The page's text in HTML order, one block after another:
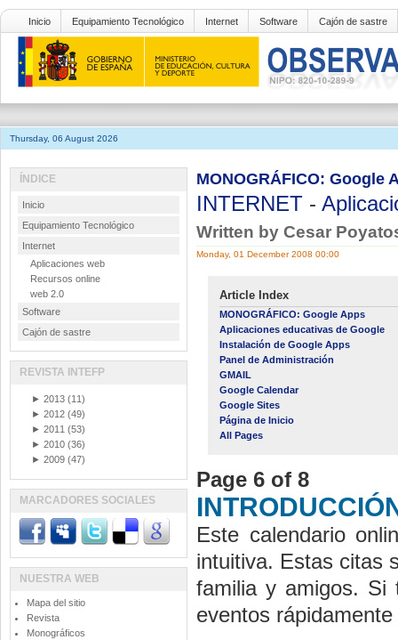
Inicio Equipamiento Tecnológico Internet Software Cajón de sastre
Thursday, 06 August 2026
MONOGRÁFICO: Google
INTERNET -
Written by Cesar
Monday, 01 December 2008 00:00
Article Index
MONOGRÁFICO: Google Apps
Aplicaciones educativas de Google
Instalación de Google Apps
Panel de Administración
GMAIL
Google Calendar
Google Sites
Página de Inicio
All Pages
Page 6 of 8
Este calendario
intuitiva. Estas citas
familia y amigos.
eventos
ÍNDICE
Inicio
Equipamiento Tecnológico
Internet
Aplicaciones web
Recursos online
web 2.0
Software
Cajón de sastre
REVISTA INTEFP
► 2013 (11)
► 2012 (49)
► 2011 (53)
► 2010 (36)
► 2009 (47)
MARCADORES SOCIALES
NUESTRA WEB
Mapa del sitio
Revista
Monográficos